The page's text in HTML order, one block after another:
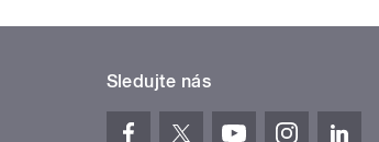
Sledujte nás